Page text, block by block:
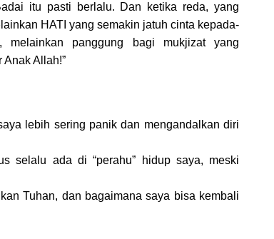
itu pasti berlalu. Dan ketika reda, yang
HATI yang semakin jatuh cinta kepada-
melainkan panggung bagi mukjizat yang
Allah!”
lebih sering panik dan mengandalkan diri
selalu ada di “perahu” hidup saya, meski
Tuhan, dan bagaimana saya bisa kembali